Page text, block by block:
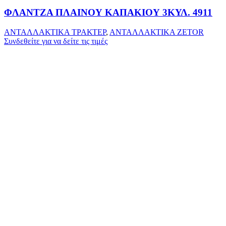
ΦΛΑΝΤΖΑ ΠΛΑΙΝΟΥ ΚΑΠΑΚΙΟΥ 3ΚΥΛ. 4911
ΑΝΤΑΛΛΑΚΤΙΚΑ ΤΡΑΚΤΕΡ, ΑΝΤΑΛΛΑΚΤΙΚΑ ZETOR
Συνδεθείτε για να δείτε τις τιμές